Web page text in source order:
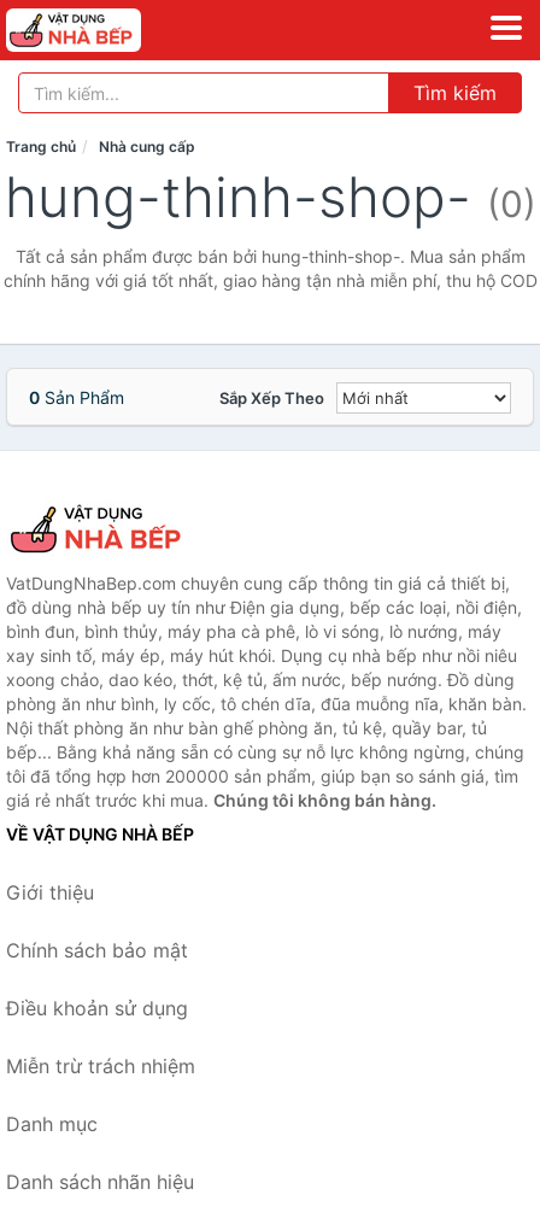
Tìm kiếm
Trang chủ Nhà cung cấp
hung-thinh-shop- (0)
Tất cả sản phẩm được bán bởi hung-thinh-shop-. Mua sản phẩm
chính hãng với giá tốt nhất, giao hàng tận nhà miễn phí, thu hộ COD
0 Sản Phẩm Sắp Xếp Theo
VatDungNhaBep.com chuyên cung cấp thông tin giá cả thiết bị,
đồ dùng nhà bếp uy tín như Điện gia dụng, bếp các loại, nồi điện,
bình đun, bình thủy, máy pha cà phê, lò vi sóng, lò nướng, máy
xay sinh tố, máy ép, máy hút khói. Dụng cụ nhà bếp như nồi niêu
xoong chảo, dao kéo, thớt, kệ tủ, ấm nước, bếp nướng. Đồ dùng
phòng ăn như bình, ly cốc, tô chén dĩa, đũa muỗng nĩa, khăn bàn.
Nội thất phòng ăn như bàn ghế phòng ăn, tủ kệ, quầy bar, tủ
bếp... Bằng khả năng sẵn có cùng sự nỗ lực không ngừng, chúng
tôi đã tổng hợp hơn 200000 sản phẩm, giúp bạn so sánh giá, tìm
giá rẻ nhất trước khi mua. Chúng tôi không bán hàng.
VỀ VẬT DỤNG NHÀ BẾP
Giới thiệu
Chính sách bảo mật
Điều khoản sử dụng
Miễn trừ trách nhiệm
Danh mục
Danh sách nhãn hiệu